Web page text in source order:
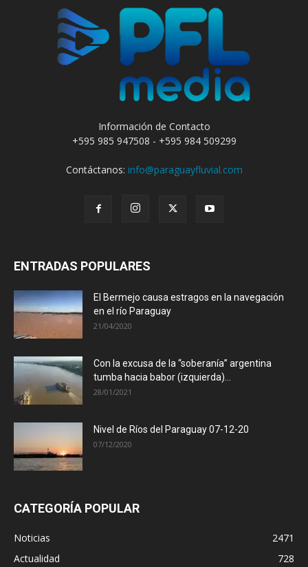
Información de Contacto
+595 985 947508 - +595 984 509299
Contáctanos: info@paraguayfluvial.com
ENTRADAS POPULARES
El Bermejo causa estragos en la navegación
en el río Paraguay
21/04/2020
Con la excusa de la “soberanía” argentina
tumba hacia babor (izquierda)...
28/01/2021
Nivel de Ríos del Paraguay 07-12-20
07/12/2020
CATEGORÍA POPULAR
Noticias
2471
Actualidad
728